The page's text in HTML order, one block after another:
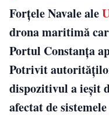
Forțele Navale ale
drona maritimă
Portul Constanța
Potrivit
dispozitivul a ieșit
afectat de